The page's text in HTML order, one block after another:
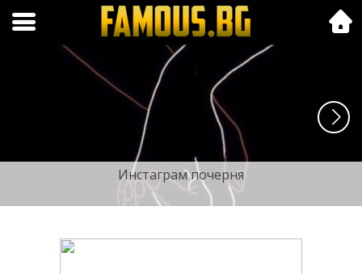
Folk.bg
Инстаграм почерня